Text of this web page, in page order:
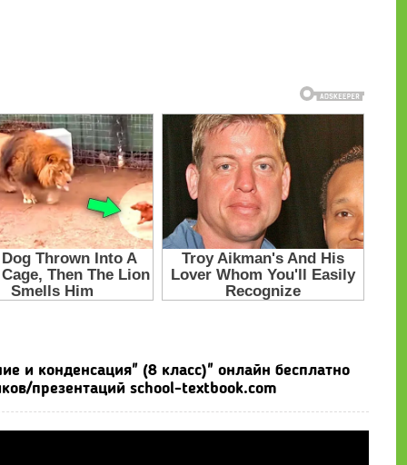
и конденсация" (8 класс)" онлайн бесплатно
презентаций school-textbook.com